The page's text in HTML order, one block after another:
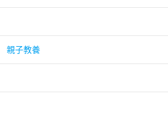
親子教養